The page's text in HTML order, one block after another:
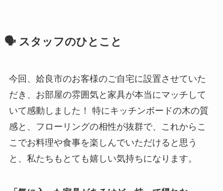
🗣️ スタッフのひとこと
今回、姶良市のお客様のご自宅に設置させていた
だき、お部屋の雰囲気と家具が本当にマッチして
いて感動しました！ 特にキッチンボードの木の質
感と、フローリングの相性が抜群で、これからこ
こでお料理や食事を楽しんでいただけると思う
と、私たちもとても嬉しい気持ちになります。